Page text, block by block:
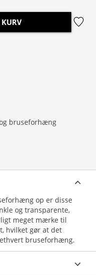
bruseforhæng
op er disse
og transparente,
meget mærke til
hvilket gør at det
bruseforhæng.